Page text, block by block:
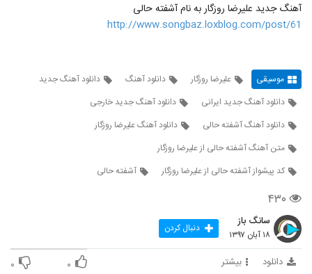
آهنگ جدید علیرضا روزگار به نام آشفته حالی
http://www.songbaz.loxblog.com/post/61
موسیقی علیرضا روزگار دانلود آهنگ
دانلود آهنگ جدید
دانلود آهنگ جدید ایرانی
دانلود آهنگ جدید خارجی
دانلود آهنگ آشفته حالی
دانلود آهنگ علیرضا روزگار
متن آهنگ آشفته حالی از علیرضا روزگار
کد پیشواز آشفته حالی از علیرضا روزگار
آشفته حالی
۴۳۰
سانگ باز
۱۸ آبان ۱۳۹۷ دنبال کردن
دانلود بیشتر ۰ ۰